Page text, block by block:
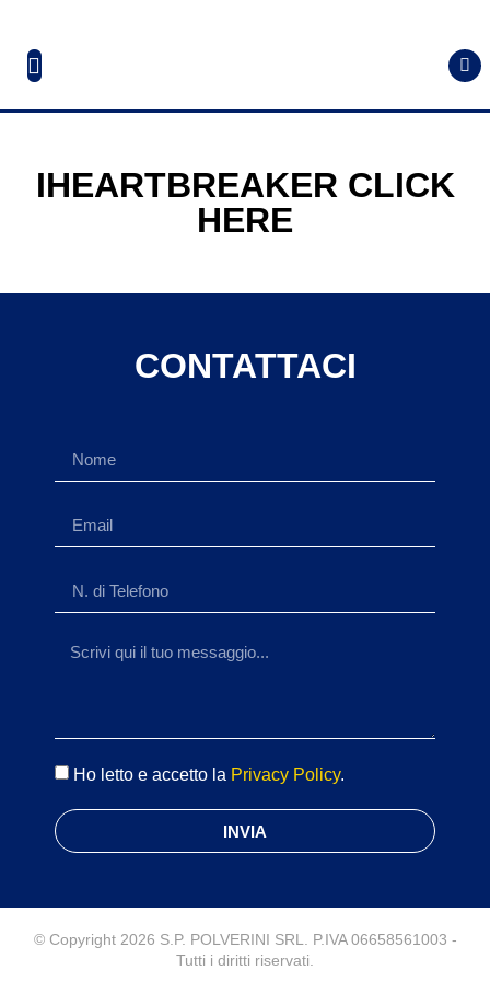
IHEARTBREAKER CLICK
HERE
CONTATTACI
Ho letto e accetto la Privacy Policy.
INVIA
© Copyright 2026 S.P. POLVERINI SRL. P.IVA 06658561003 -
Tutti i diritti riservati.